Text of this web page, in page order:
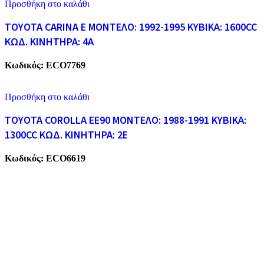
Προσθήκη στο καλάθι
TOYOTA CARINA E ΜΟΝΤΕΛΟ: 1992-1995 ΚΥΒΙΚΑ: 1600CC
ΚΩΔ. ΚΙΝΗΤΗΡΑ: 4A
Κωδικός: ECO7769
Προσθήκη στο καλάθι
TOYOTA COROLLA EE90 ΜΟΝΤΕΛΟ: 1988-1991 ΚΥΒΙΚΑ:
1300CC ΚΩΔ. ΚΙΝΗΤΗΡΑ: 2E
Κωδικός: ECO6619